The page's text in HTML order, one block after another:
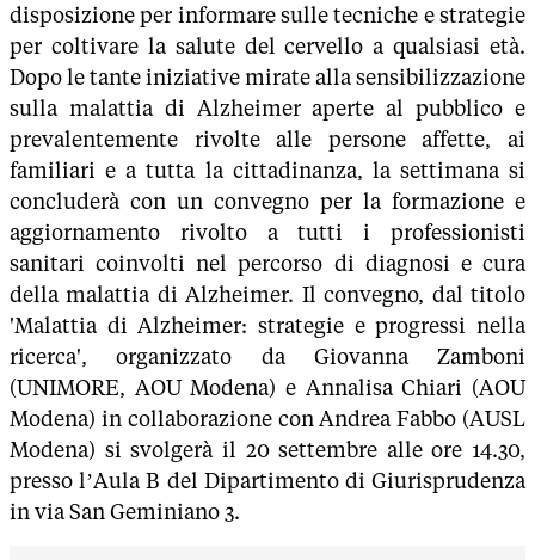
disposizione per informare sulle tecniche e strategie
per coltivare la salute del cervello a qualsiasi età.
Dopo le tante iniziative mirate alla sensibilizzazione
sulla malattia di Alzheimer aperte al pubblico e
prevalentemente rivolte alle persone affette, ai
familiari e a tutta la cittadinanza, la settimana si
concluderà con un convegno per la formazione e
aggiornamento rivolto a tutti i professionisti
sanitari coinvolti nel percorso di diagnosi e cura
della malattia di Alzheimer. Il convegno, dal titolo
'Malattia di Alzheimer: strategie e progressi nella
ricerca', organizzato da Giovanna Zamboni
(UNIMORE, AOU Modena) e Annalisa Chiari (AOU
Modena) in collaborazione con Andrea Fabbo (AUSL
Modena) si svolgerà il 20 settembre alle ore 14.30,
presso l’Aula B del Dipartimento di Giurisprudenza
in via San Geminiano 3.